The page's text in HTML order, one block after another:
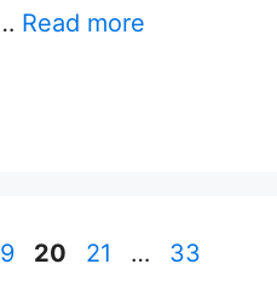
Read more
Page
20 Page
21 … Page
33